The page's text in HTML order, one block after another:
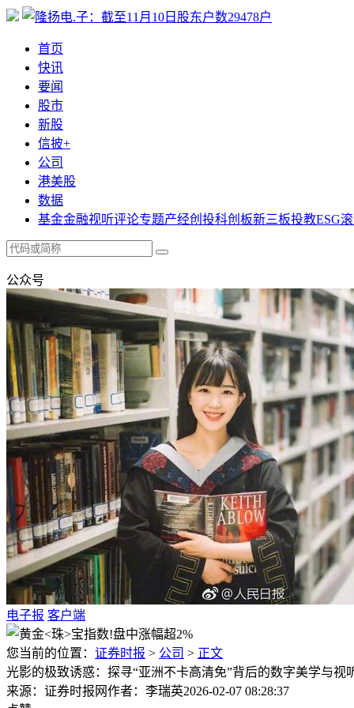
首页
快讯
要闻
股市
新股
信披+
公司
港美股
数据
基金金融视听评论专题产经创投科创板新三板投教ESG
公众号
电子报 客户端
您当前的位置： 证券时报 > 公司 > 正文
光影的极致诱惑：探寻“亚洲不卡高清免”背后的数字美学与视
来源：证券时报网作者：李瑞英2026-02-07 08:28:37